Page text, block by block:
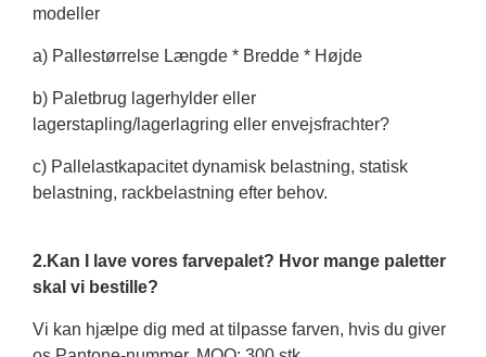
modeller
a) Pallestørrelse Længde * Bredde * Højde
b) Paletbrug lagerhylder eller
lagerstapling/lagerlagring eller envejsfrachter?
c) Pallelastkapacitet dynamisk belastning, statisk
belastning, rackbelastning efter behov.
2.Kan I lave vores farvepalet? Hvor mange paletter
skal vi bestille?
Vi kan hjælpe dig med at tilpasse farven, hvis du giver